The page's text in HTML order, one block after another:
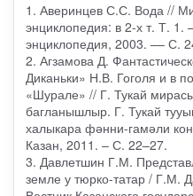
1. Аверинцев С.С. Вода //
энциклопедия: в 2-х т. Т.
энциклопедия, 2003. –– С.
2. Агзамова Д.
Диканьки» Н.В. Гоголя и в
«Шурале» // Г. Тукай
багланышлыр. Г. Тукай
халыкара фәнни-гамәли
Казан, 2011. – С. 22–27.
3. Давлетшин Г.М.
земле у тюрко-татар / Г.М.